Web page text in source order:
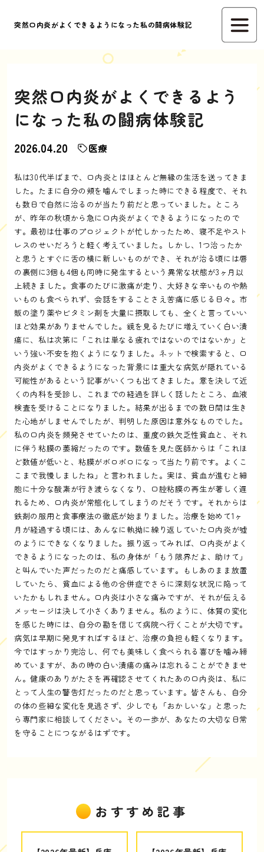
突然口内炎がよくできるようになった私の闘病体験記
突然口内炎がよくできるよう
になった私の闘病体験記
2026.04.20 医療
私は30代半ばまで、口内炎とはほとんど無縁の生活を送ってきま
した。たまに自分の頬を噛んでしまった時にできる程度で、それ
も数日で自然に治るのが当たり前だと思っていました。ところ
が、昨年の秋頃から急に口内炎がよくできるようになったので
す。最初は仕事のプロジェクトが忙しかったため、寝不足やスト
レスのせいだろうと軽く考えていました。しかし、1つ治ったか
と思うとすぐに舌の横に新しいものができ、それが治る頃には唇
の裏側に3個も4個も同時に発生するという異常な状態が3ヶ月以
上続きました。食事のたびに激痛が走り、大好きな辛いものや熱
いものも食べられず、会話をすることさえ苦痛に感じる日々。市
販の塗り薬やビタミン剤を大量に摂取しても、全くと言っていい
ほど効果がありませんでした。鏡を見るたびに増えていく白い潰
瘍に、私は次第に「これは単なる疲れではないのではないか」と
いう強い不安を抱くようになりました。ネットで検索すると、口
内炎がよくできるようになった背景には重大な病気が隠れている
可能性があるという記事がいくつも出てきました。意を決して近
くの内科を受診し、これまでの経過を詳しく話したところ、血液
検査を受けることになりました。結果が出るまでの数日間は生き
た心地がしませんでしたが、判明した原因は意外なものでした。
私の口内炎を頻発させていたのは、重度の鉄欠乏性貧血と、それ
に伴う粘膜の萎縮だったのです。数値を見た医師からは「これほ
ど数値が低いと、粘膜がボロボロになって当たり前です。よくこ
こまで我慢しましたね」と言われました。実は、貧血が進むと細
胞に十分な酸素が行き渡らなくなり、口腔粘膜の再生が著しく遅
れるため、口内炎が常態化してしまうのだそうです。それからは
鉄剤の服用と食事療法の徹底が始まりました。治療を始めて1ヶ
月が経過する頃には、あんなに執拗に繰り返していた口内炎が嘘
のようにできなくなりました。振り返ってみれば、口内炎がよく
できるようになったのは、私の身体が「もう限界だよ、助けて」
と叫んでいた声だったのだと痛感しています。もしあのまま放置
していたら、貧血による他の合併症でさらに深刻な状況に陥って
いたかもしれません。口内炎は小さな痛みですが、それが伝える
メッセージは決して小さくありません。私のように、体質の変化
を感じた時には、自分の勘を信じて病院へ行くことが大切です。
病気は早期に発見すればするほど、治療の負担も軽くなります。
今ではすっかり完治し、何でも美味しく食べられる喜びを噛み締
めていますが、あの時の白い潰瘍の痛みは忘れることができませ
ん。健康のありがたさを再確認させてくれたあの口内炎は、私に
とって人生の警告灯だったのだと思っています。皆さんも、自分
の体の些細な変化を見逃さず、少しでも「おかしいな」と思った
ら専門家に相談してください。その一歩が、あなたの大切な日常
を守ることにつながるはずです。
おすすめ記事